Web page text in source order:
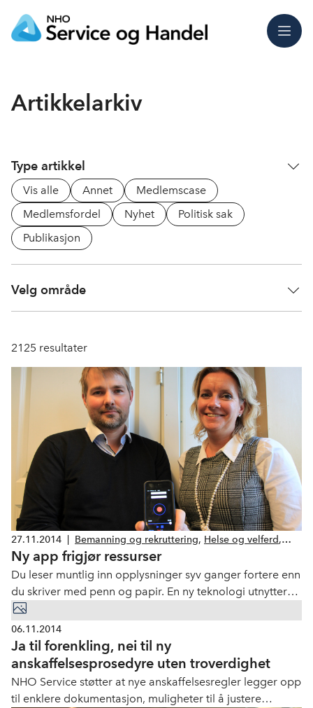
Meny
Artikkelarkiv
Type artikkel
Vis alle Annet
Medlemscase
Medlemsfordel
Nyhet
Politisk sak
Publikasjon
Velg område
2125 resultater
27.11.2014 Bemanning og rekruttering, Helse og velferd,
Skadesanering
Ny app frigjør ressurser
Du leser muntlig inn opplysninger syv ganger fortere enn
du skriver med penn og papir. En ny teknologi utnytter
dette og gjør jobben lettere og bedre. Det skjer i regi av
et medlem i NHO Service.
06.11.2014
Ja til forenkling, nei til ny
anskaffelsesprosedyre uten troverdighet
NHO Service støtter at nye anskaffelsesregler legger opp
til enklere dokumentasjon, muligheter til å justere